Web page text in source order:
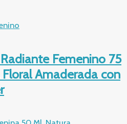
Femenino 75
Amaderada con